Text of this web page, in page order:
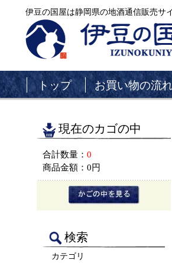
伊豆の国屋は静岡県の地酒通信販売
トップ お買い物の流
現在のカゴの中
合計数量： 0
商品金額： 0円
検索
カテゴリ